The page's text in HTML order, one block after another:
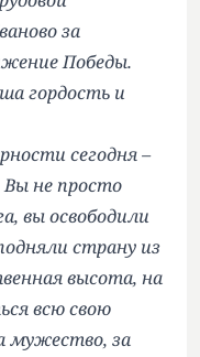
за
Победы.
гордость и
сегодня –
не просто
вы освободили
страну из
высота, на
всю свою
мужество, за